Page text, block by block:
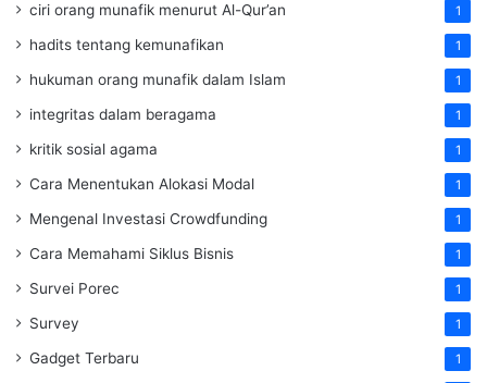
ciri orang munafik menurut Al-Qur’an 1
hadits tentang kemunafikan 1
hukuman orang munafik dalam Islam 1
integritas dalam beragama 1
kritik sosial agama 1
Cara Menentukan Alokasi Modal 1
Mengenal Investasi Crowdfunding 1
Cara Memahami Siklus Bisnis 1
Survei Porec 1
Survey 1
Gadget Terbaru 1